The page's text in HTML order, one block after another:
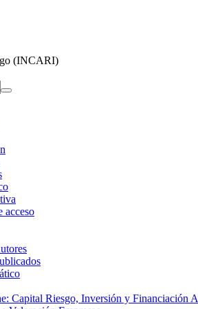
(INCARI)
acceso
Capital Riesgo, Inversión y Financiación